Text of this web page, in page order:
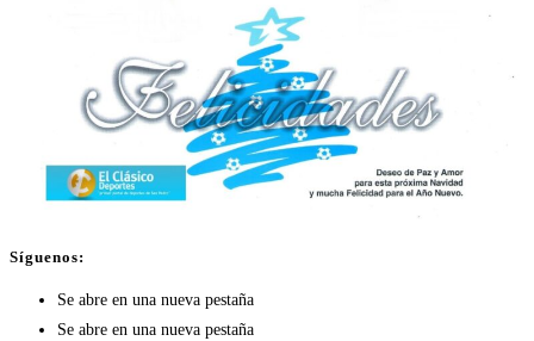
Síguenos:
Se abre en una nueva pestaña
Se abre en una nueva pestaña